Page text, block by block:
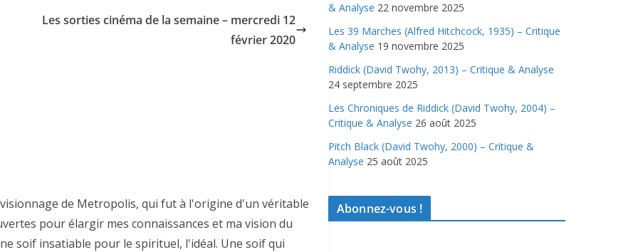
Les sorties cinéma de la semaine – mercredi 12
février 2020
de Metropolis, qui fut à l'origine d'un véritable
pour élargir mes connaissances et ma vision du
soif insatiable pour le spirituel, l'idéal. Une soif qui
& Analyse 22 novembre 2025
Les 39 Marches (Alfred Hitchcock, 1935) – Critique
& Analyse 19 novembre 2025
Riddick (David Twohy, 2013) – Critique & Analyse
24 septembre 2025
Les Chroniques de Riddick (David Twohy, 2004) –
Critique & Analyse 26 août 2025
Pitch Black (David Twohy, 2000) – Critique &
Analyse 25 août 2025
Abonnez-vous !